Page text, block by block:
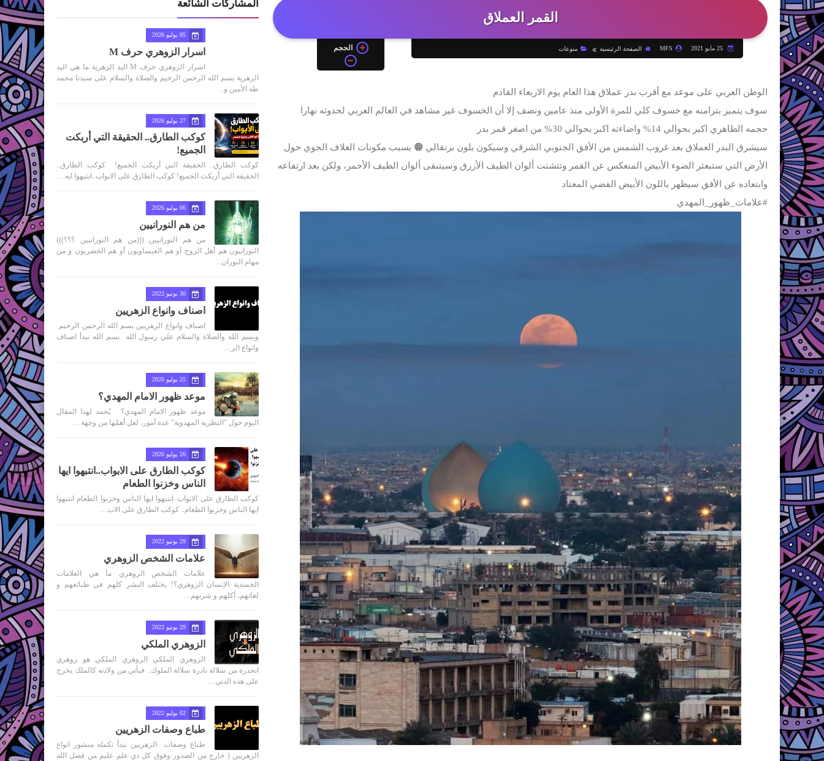
القمر ‏العملاق
25 مايو 2021 MFS الصفحة الرئيسية منوعات الحجم
الوطن العربي على موعد مع أقرب بدر عملاق هذا العام يوم الاربعاء القادم
سوف يتميز بتزامنه مع خسوف كلي للمرة الأولى منذ عامين ونصف إلا أن الخسوف غير مشاهد في العالم العربي لحدوثه نهارا
حجمه الظاهري اكبر بحوالي 14% واضاءته اكبر بحوالي 30% من اصغر قمر بدر
سيشرق البدر العملاق بعد غروب الشمس من الأفق الجنوبي الشرقي وسيكون بلون برتقالي 🟠 بسبب مكونات الغلاف الجوي حول
الأرض التي ستبعثر الضوء الأبيض المنعكس عن القمر وتتشتت ألوان الطيف الأزرق وسيتبقى ألوان الطيف الأحمر، ولكن بعد ارتفاعه
وابتعاده عن الأفق سيظهر باللون الأبيض الفضي المعتاد
#علامات_ظهور_المهدي
المشاركات الشائعة
05 يوليو 2026
اسرار الزوهري حرف M
اسرار الزوهري حرف M اليد الزهرية ما هي اليد
الزهرية بسم الله الرحمن الرحيم والصلاة والسلام على سيدنا محمد
طه الأمين و…
27 يوليو 2026
كوكب الطارق.. الحقيقة التي أربكت
الجميع!
كوكب الطارق.. الحقيقة التي أربكت الجميع! كوكب الطارق..
الحقيقة التي أربكت الجميع! كوكب الطارق على الابواب..انتبهوا ايه…
06 يوليو 2026
من هم النورانيين
من هم النورانيين (((من هم النورانيين ؟؟؟)))
النورانيون هم أهل الروح أو هم العيساويون أو هم الخضريون و من
مهام النوران…
30 يونيو 2022
اصناف وانواع الزهريين
اصناف وانواع الزهريين بسم الله الرحمن الرحيم
ويسم الله والصلاة والسلام علي رسول الله بسم الله نبدأ اصناف
وانواع الز…
25 يوليو 2026
موعد ظهور الامام المهدي؟
موعد ظهور الامام المهدي؟ يُحمد لهذا المقال
اليوم حول "النظرية المهدوية" عدة أمور، لعل أهمّها من وجهة …
26 يوليو 2026
كوكب الطارق على الابواب..انتبهوا ايها
الناس وخزنوا الطعام
كوكب الطارق على الابواب..انتبهوا ايها الناس وخزنوا الطعام انتبهوا
ايها الناس وخزنوا الطعام.. كوكب الطارق على الاب…
29 يونيو 2022
علامات الشخص الزوهري
علامات الشخص الزوهري ما هي العلامات
الجسدية الإنسان الزوهري؟! يختلف البشر كلهم في طبائعهم و
لغاتهم، أكلهم و شربهم…
29 يونيو 2022
الزوهري الملكي
الزوهري الملكي الزوهري الملكي هو زوهري
انحدرة من سلالة نادرة سلالة الملوك.. فيأتي من ولادته كالملك يخرج
على هذه الدني…
02 يوليو 2022
طباع وصفات الزهريين
طباع وصفات الزهريين نبدأ تكمله منشور انواع
الزهريين ( خارج من الصدور وفوق كل ذي علم عليم من فضل الله